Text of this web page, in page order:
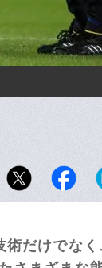
だけでなく